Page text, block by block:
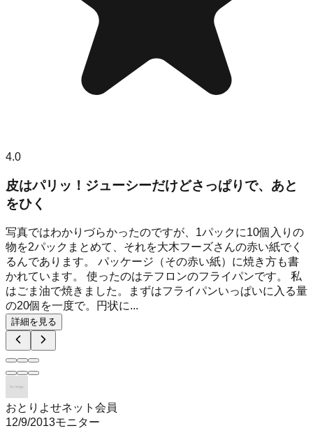
4.0
皮はパリッ！ジューシーだけどさっぱりで、あと
をひく
写真ではわかりづらかったのですが、1パックに10個入りの
物を2パックまとめて、それを大木フーズさんの赤い紙でく
るんであります。 パッケージ（その赤い紙）に焼き方も書
かれています。 使ったのはテフロンのフライパンです。 私
はごま油で焼きました。まずはフライパンいっぱいに入る量
の20個を一度で。円状に...
詳細を見る
おとりよせネット会員
12/9/2013モニター